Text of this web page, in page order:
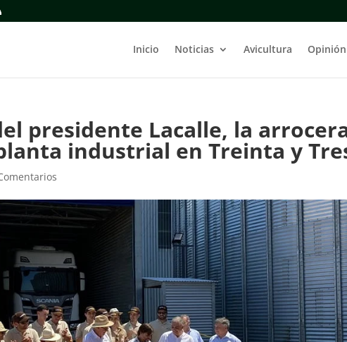
Inicio Noticias Avicultura Opinión
presidente Lacalle, la
industrial en Treinta y